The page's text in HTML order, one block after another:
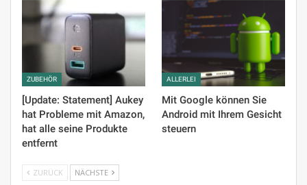
ZUBEHÖR
[Update: Statement] Aukey
hat Probleme mit Amazon,
hat alle seine Produkte
entfernt
ALLERLEI
Mit Google können Sie
Android mit Ihrem Gesicht
steuern
ZURÜCK NÄCHSTE